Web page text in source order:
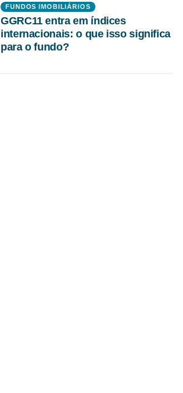
FUNDOS IMOBILIÁRIOS
GGRC11 entra em índices
internacionais: o que isso significa
para o fundo?